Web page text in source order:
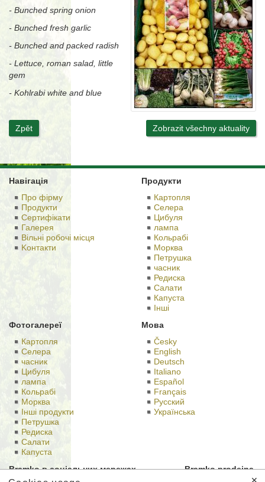
- Bunched spring onion
- Bunched fresh garlic
- Bunched and packed radish
- Lettuce, roman salad, little
gem
- Kohlrabi white and blue
Zpět Zobrazit všechny aktuality
Навігація
Про фірму
Продукти
Сертифікати
Галерея
Вільні робочі місця
Kонтакти
Продукти
Картопля
Селера
Цибуля
лампа
Кольрабі
Морква
Петрушка
часник
Редиска
Салати
Капуста
Іншi
Фотогалереї
Картопля
Селера
часник
Цибуля
лампа
Кольрабі
Морква
Iнші продукти
Петрушка
Редиска
Салати
Капуста
Мова
Česky
English
Deutsch
Italiano
Español
Français
Русский
Українська
Bramko в соціальних мережах Bramko prodejna